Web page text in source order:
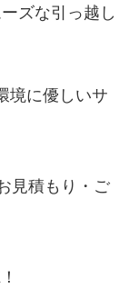
ズな引っ越し
境に優しいサ
見積もり・ご